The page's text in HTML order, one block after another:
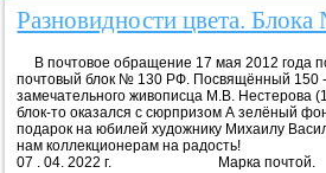
Разновидности цвета.
В почтовое обращение 17 мая 2012 года
почтовый блок № 130 РФ. Посвящённый 150
замечательного живописца М.В. Нестерова
блок-то оказался с сюрпризом А зелёный
подарок на юбилей художнику Михаилу
нам коллекционерам
07 . 04. 2022 г. Марка почтой.